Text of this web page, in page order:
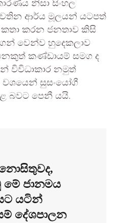
නිසා සිංහල
ආර්ය මූලයන් යටපත්
කතා කරන ජනතාව කිසි
වෙන්ව හුදෙකලාව
කණ්ඩායම් සමග ද
විවිධාකාර නමුත්
වශයෙන් සුසංයෝගී
බවට පෙනී යයි.
නොසිතුවද,
මේ ජානමය
යටින්
දේශපාලන